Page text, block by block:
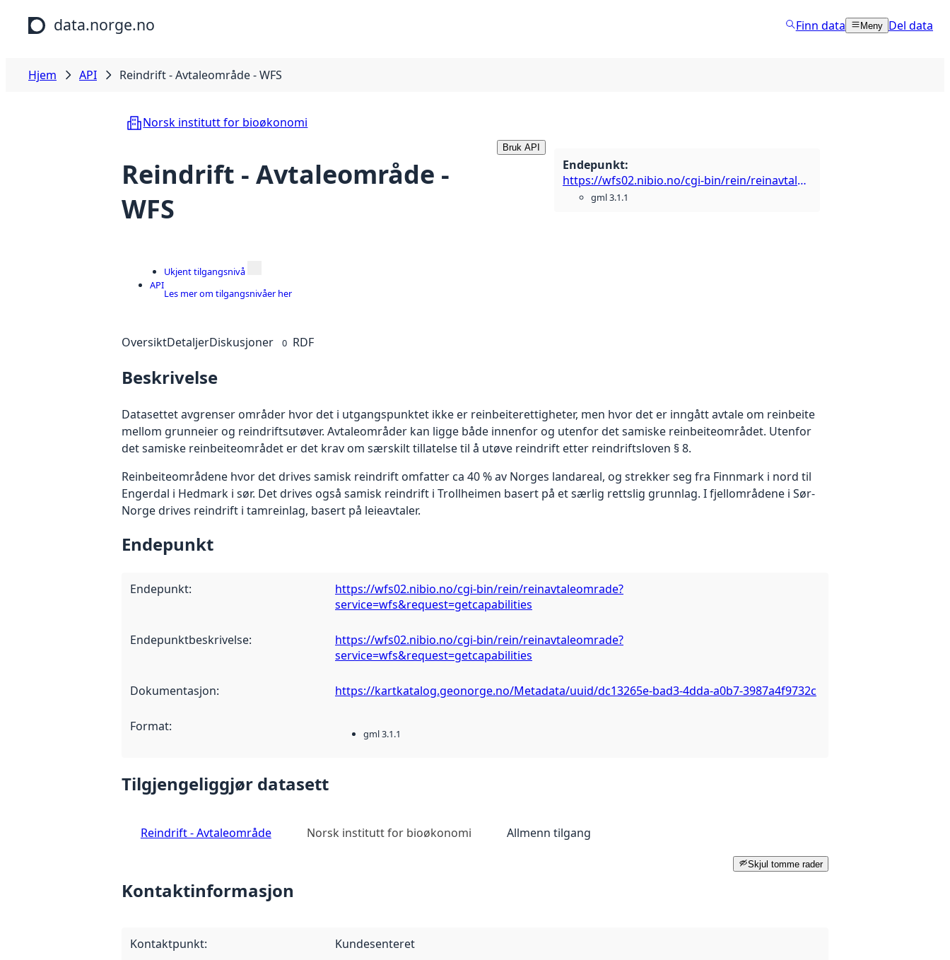
Hopp til hovedinnhold
data.norge.no Finn data Meny Del data
Hjem API Reindrift - Avtaleområde - WFS
Norsk institutt for bioøkonomi
Reindrift - Avtaleområde -
WFS
Bruk API
Endepunkt:
https://wfs02.nibio.no/cgi-bin/rein/reinavtaleomrade?service=wfs&request=getcapabilities
gml 3.1.1
API
Ukjent tilgangsnivå
Les mer om tilgangsnivåer her
OversiktDetaljerDiskusjoner 0 RDF
Beskrivelse
Datasettet avgrenser områder hvor det i utgangspunktet ikke er reinbeiterettigheter, men hvor det er inngått avtale om reinbeite
mellom grunneier og reindriftsutøver. Avtaleområder kan ligge både innenfor og utenfor det samiske reinbeiteområdet. Utenfor
det samiske reinbeiteområdet er det krav om særskilt tillatelse til å utøve reindrift etter reindriftsloven § 8.
Reinbeiteområdene hvor det drives samisk reindrift omfatter ca 40 % av Norges landareal, og strekker seg fra Finnmark i nord til
Engerdal i Hedmark i sør. Det drives også samisk reindrift i Trollheimen basert på et særlig rettslig grunnlag. I fjellområdene i Sør-
Norge drives reindrift i tamreinlag, basert på leieavtaler.
Endepunkt
Endepunkt:
https://wfs02.nibio.no/cgi-bin/rein/reinavtaleomrade?
service=wfs&request=getcapabilities
Endepunktbeskrivelse:
https://wfs02.nibio.no/cgi-bin/rein/reinavtaleomrade?
service=wfs&request=getcapabilities
Dokumentasjon: https://kartkatalog.geonorge.no/Metadata/uuid/dc13265e-bad3-4dda-a0b7-3987a4f9732c
Format: gml 3.1.1
Tilgjengeliggjør datasett
Reindrift - Avtaleområde Norsk institutt for bioøkonomi Allmenn tilgang
Skjul tomme rader
Kontaktinformasjon
Kontaktpunkt: Kundesenteret